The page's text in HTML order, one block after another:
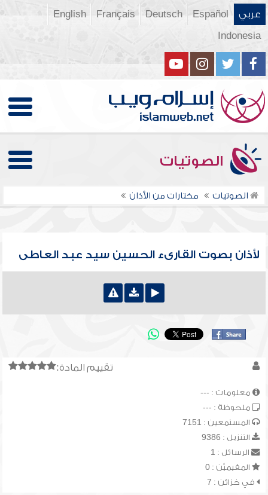
عربي Español
Deutsch
Français
English
Indonesia
الصوتيات
الصوتيات مختارات من الأذان
لأذان بصوت القارىء الحسين سيد عبد العاطى
تقييم المادة:
معلومات : ---
ملحوظة : ---
المستمعين : 7151
التنزيل : 9386
الرسائل : 1
المقيميّن : 0
في خزائن : 7